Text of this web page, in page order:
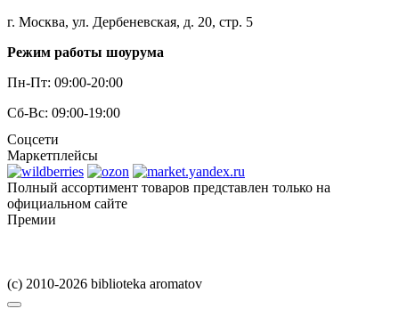
г. Москва, ул. Дербеневская, д. 20, стр. 5
Режим работы шоурума
Пн-Пт: 09:00-20:00
Сб-Вс: 09:00-19:00
Соцсети
Маркетплейсы
Полный ассортимент товаров представлен только на
официальном сайте
Премии
(c) 2010-2026 biblioteka aromatov